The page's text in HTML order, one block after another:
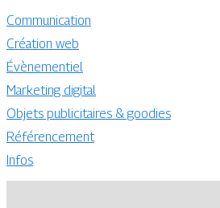
Communication
Création web
Évènementiel
Marketing digital
Objets publicitaires & goodies
Référencement
Infos